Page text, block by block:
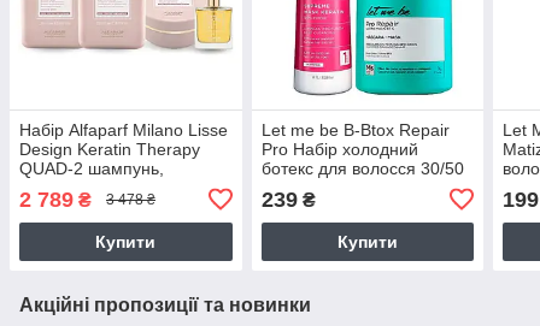
Набір Alfaparf Milano Lisse
Design Keratin Therapy
QUAD-2 шампунь,
олійка для волосся
2x250+200+50 мл
2 789 ₴ 3 478 ₴
Купити
Let me be B-Btox Repair
Pro Набір холодний
ботекс для волосся 30/50
239₴
Купити
Let
199
Акційні пропозиції та новинки